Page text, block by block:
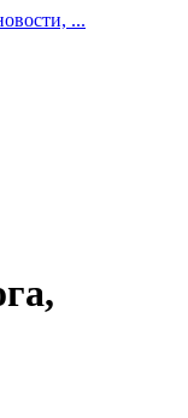
...